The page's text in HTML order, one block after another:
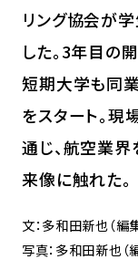
リング協会が
した。3年目の
短期大学も同
をスタート。
通じ、航空業
来像に触れた。
文：多和田新也（編
写真：多和田新也（